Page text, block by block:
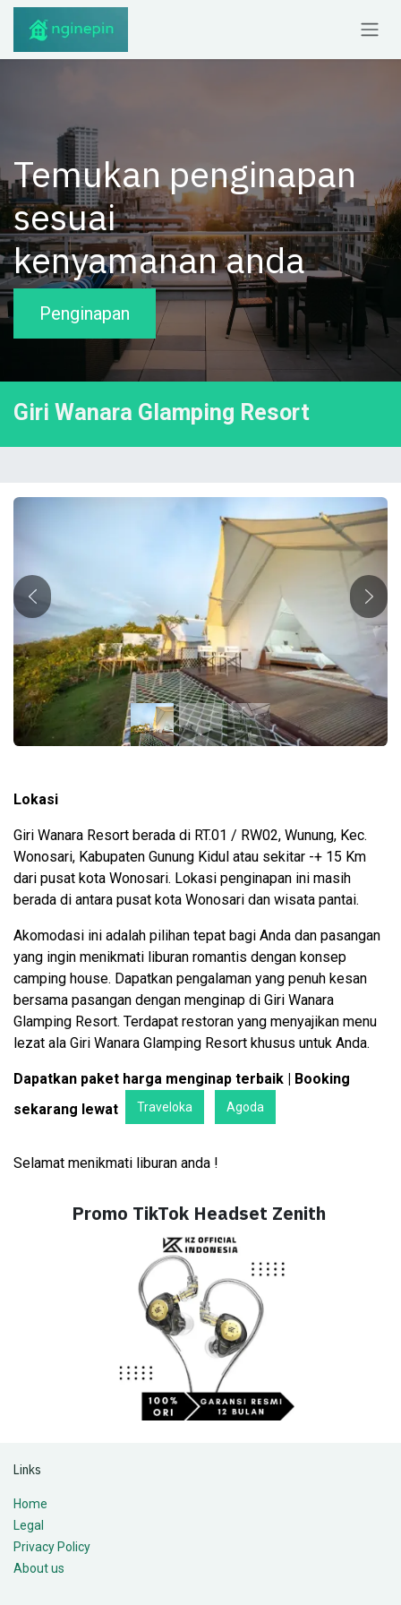
Skip to Content
Temukan penginapan
sesuai
kenyamanan anda
Penginapan
Giri Wanara Glamping Resort
Previous Next
Lokasi
Giri Wanara Resort berada di RT.01 / RW02, Wunung, Kec.
Wonosari, Kabupaten Gunung Kidul atau sekitar -+ 15 Km
dari pusat kota Wonosari. Lokasi penginapan ini masih
berada di antara pusat kota Wonosari dan wisata pantai.
Akomodasi ini adalah pilihan tepat bagi Anda dan pasangan
yang ingin menikmati liburan romantis dengan konsep
camping house. Dapatkan pengalaman yang penuh kesan
bersama pasangan dengan menginap di Giri Wanara
Glamping Resort. Terdapat restoran yang menyajikan menu
lezat ala Giri Wanara Glamping Resort khusus untuk Anda.
Dapatkan paket harga menginap terbaik | Booking
sekarang lewat
Traveloka Agoda
​Selamat menikmati liburan anda !
Promo TikTok Headset Zenith
Links
Home
Legal
Privacy Policy
About us